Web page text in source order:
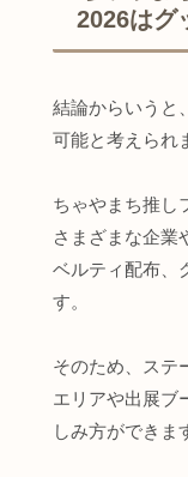
2026はグ
結論からいうと
可能と考えられ
ちゃやまち推し
さまざまな企業
ベルティ配布、
す。
そのため、ステ
エリアや出展ブ
しみ方ができま